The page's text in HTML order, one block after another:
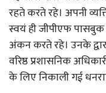
रहते करते रहे। अपनी
स्वयं ही जीपीएफ
अंकन करते रहे। उनके
वरिष्ठ प्रशासनिक
के लिए निकाली गई